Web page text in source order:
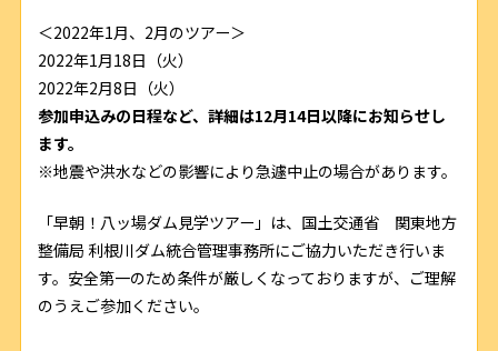
＜2022年1月、2月のツアー＞
2022年1月18日（火）
2022年2月8日（火）
参加申込みの日程など、詳細は12月14日以降にお知らせし
ます。
※地震や洪水などの影響により急遽中止の場合があります。
「早朝！八ッ場ダム見学ツアー」は、国土交通省 関東地方
整備局 利根川ダム統合管理事務所にご協力いただき行いま
す。安全第一のため条件が厳しくなっておりますが、ご理解
のうえご参加ください。